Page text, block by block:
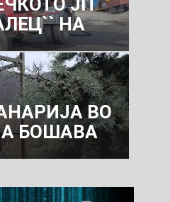
НА
ЈАВНО
ЗА
УСЛУГИ
ВО
БОШАВА